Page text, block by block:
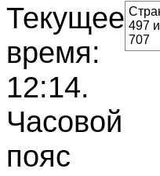
Текущее
время:
12:14.
Часовой
пояс
497
707